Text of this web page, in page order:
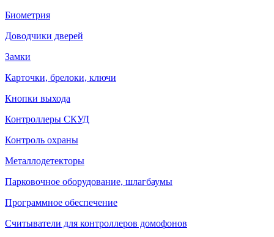
Биометрия
Доводчики дверей
Замки
Карточки, брелоки, ключи
Кнопки выхода
Контроллеры СКУД
Контроль охраны
Металлодетекторы
Парковочное оборудование, шлагбаумы
Программное обеспечение
Считыватели для контроллеров домофонов